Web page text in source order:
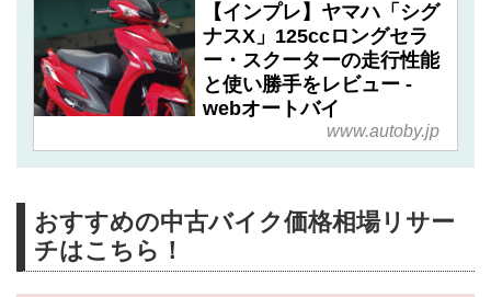
【インプレ】ヤマハ「シグ
ナスX」125ccロングセラ
ー・スクーターの走行性能
と使い勝手をレビュー -
webオートバイ
www.autoby.jp
おすすめの中古バイク価格相場リサー
チはこちら！